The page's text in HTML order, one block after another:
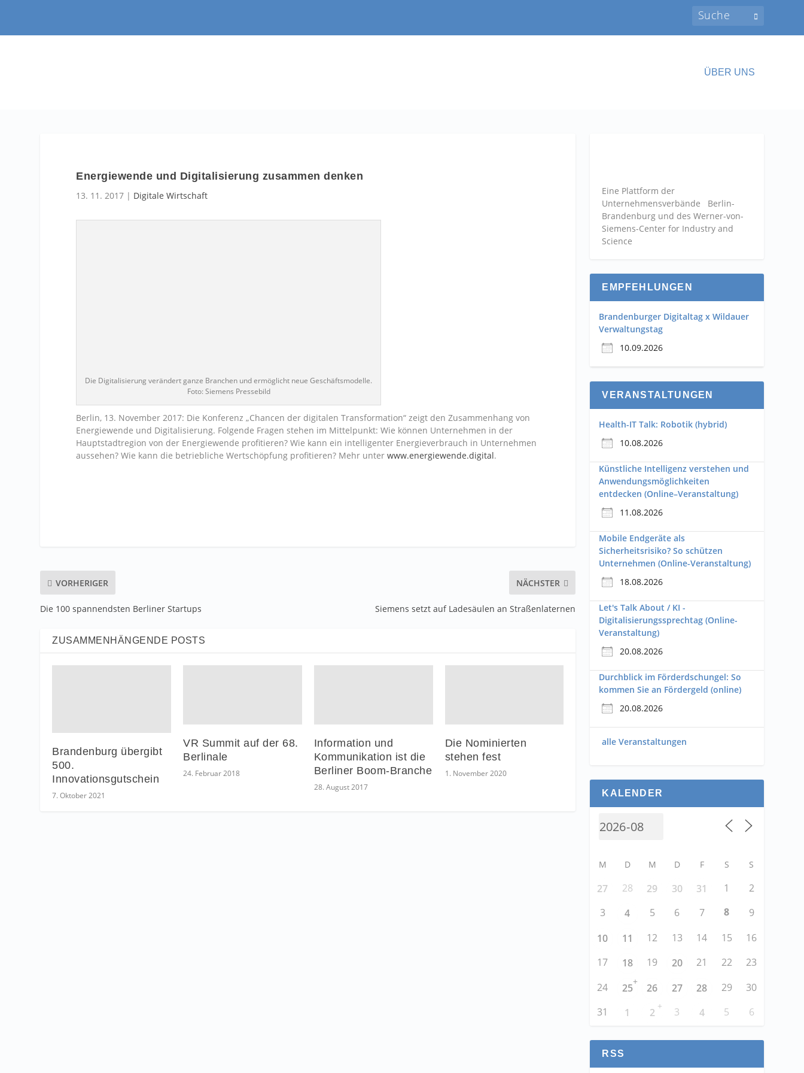
ÜBER UNS
Energiewende und Digitalisierung zusammen denken
13. 11. 2017 | Digitale Wirtschaft
Die Digitalisierung verändert ganze Branchen und ermöglicht neue Geschäftsmodelle.
Foto: Siemens Pressebild
Berlin, 13. November 2017: Die Konferenz „Chancen der digitalen Transformation“ zeigt den Zusammenhang von
Energiewende und Digitalisierung. Folgende Fragen stehen im Mittelpunkt: Wie können Unternehmen in der
Hauptstadtregion von der Energiewende profitieren? Wie kann ein intelligenter Energieverbrauch in Unternehmen
aussehen? Wie kann die betriebliche Wertschöpfung profitieren? Mehr unterwww.energiewende.digital.
VORHERIGER
Die 100 spannendsten Berliner Startups
NÄCHSTER
Siemens setzt auf Ladesäulen an Straßenlaternen
ZUSAMMENHÄNGENDE POSTS
Brandenburg übergibt
500.
Innovationsgutschein
7. Oktober 2021
VR Summit auf der 68.
Berlinale
24. Februar 2018
Information und
Kommunikation ist die
Berliner Boom-Branche
28. August 2017
Die Nominierten
stehen fest
1. November 2020
Eine Plattform der
Unternehmensverbände Berlin-
Brandenburg und des Werner-von-
Siemens-Center for Industry and
Science
EMPFEHLUNGEN
Brandenburger Digitaltag x Wildauer
Verwaltungstag
10.09.2026
VERANSTALTUNGEN
Health-IT Talk: Robotik (hybrid)
10.08.2026
Künstliche Intelligenz verstehen und
Anwendungsmöglichkeiten
entdecken (Online–Veranstaltung)
11.08.2026
Mobile Endgeräte als
Sicherheitsrisiko? So schützen
Unternehmen (Online-Veranstaltung)
18.08.2026
Let's Talk About / KI -
Digitalisierungssprechtag (Online-
Veranstaltung)
20.08.2026
Durchblick im Förderdschungel: So
kommen Sie an Fördergeld (online)
20.08.2026
alle Veranstaltungen
KALENDER
M D M D F S S
27 28 29 30 31 1
2
3
4 5 6 7 8
9
10
11 12 13 14 15
16
17
18 19 20 21 22
23
24
25
+
26 27 28 29
30
31
1 2
+ 3 4 5 6
RSS